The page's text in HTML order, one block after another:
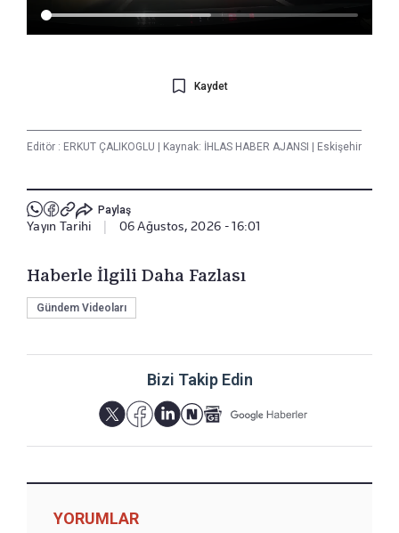
Kaydet
Editör : ERKUT ÇALIKOGLU Kaynak: İHLAS HABER AJANSI Eskişehir
Paylaş
Yayın Tarihi 06 Ağustos, 2026 - 16:01
Haberle İlgili Daha Fazlası
Gündem Videoları
Bizi Takip Edin
YORUMLAR